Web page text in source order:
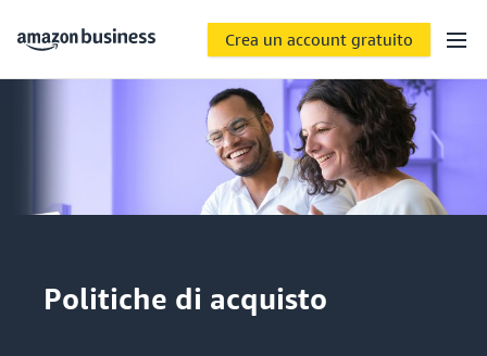
Crea un account gratuito
Politiche di acquisto